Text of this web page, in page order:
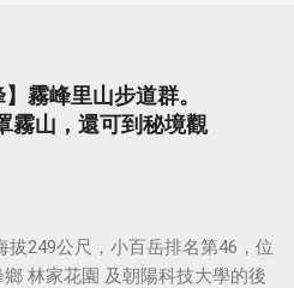
霧峰里山步道群。
霧山，還可到秘境觀
拔249公尺，小百岳排名第46，位
林家花園 及朝陽科技大學的後